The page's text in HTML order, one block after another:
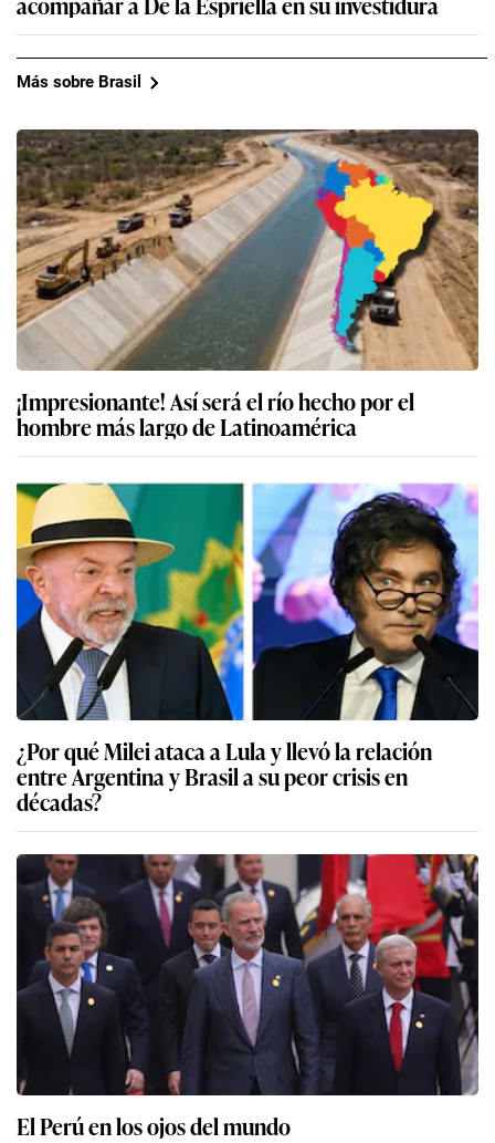
Más sobre Brasil
¡Impresionante! Así será el río hecho por el
hombre más largo de Latinoamérica
¿Por qué Milei ataca a Lula y llevó la relación
entre Argentina y Brasil a su peor crisis en
décadas?
El Perú en los ojos del mundo